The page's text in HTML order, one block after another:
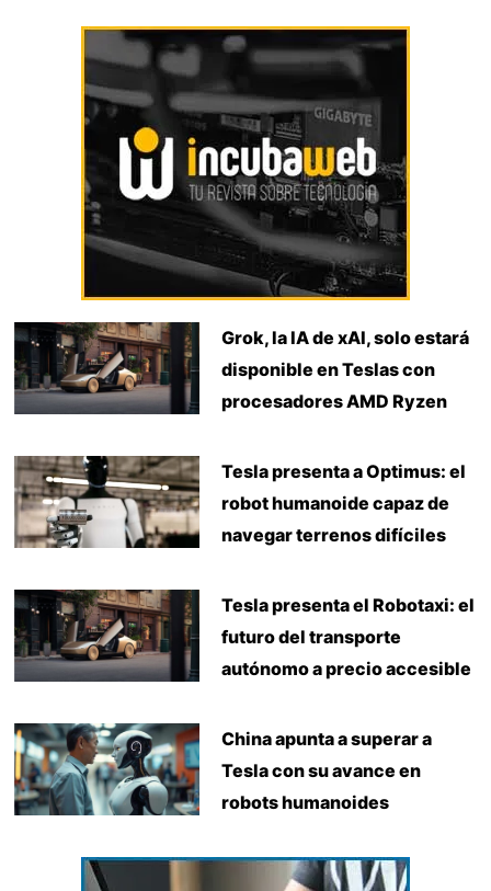
Grok, la IA de xAI, solo estará
disponible en Teslas con
procesadores AMD Ryzen
Tesla presenta a Optimus: el
robot humanoide capaz de
navegar terrenos difíciles
Tesla presenta el Robotaxi: el
futuro del transporte
autónomo a precio accesible
China apunta a superar a
Tesla con su avance en
robots humanoides